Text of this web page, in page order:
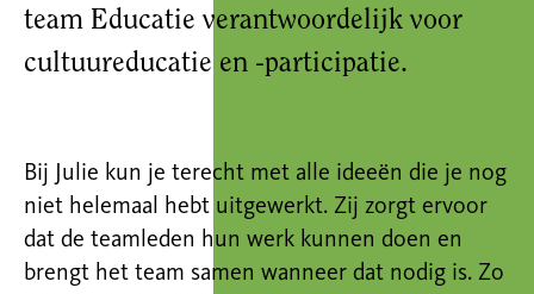
team Educatie verantwoordelijk voor
cultuureducatie en -participatie.
Bij Julie kun je terecht met alle ideeën die je nog
niet helemaal hebt uitgewerkt. Zij zorgt ervoor
dat de teamleden hun werk kunnen doen en
brengt het team samen wanneer dat nodig is. Zo